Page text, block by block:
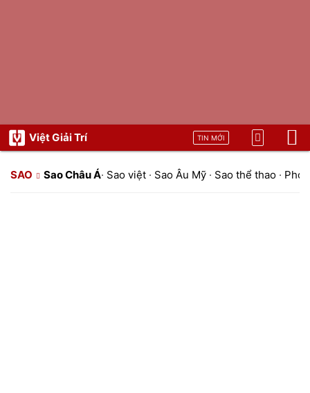
Việt Giải Trí TIN MỚI
SAO Sao Châu Á· Sao việt · Sao Âu Mỹ · Sao thể thao ·